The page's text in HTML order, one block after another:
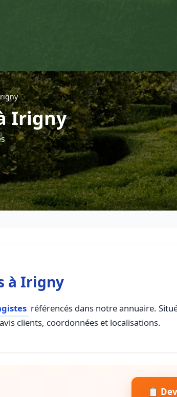
Irigny
à Irigny
référencés dans notre annuaire.
clients, coordonnées et localisations.
📋